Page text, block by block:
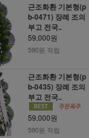
근조화환 기본형(p
b-0471) 장례 조의
부고 전국..
59,000원
590원 적립
근조화환 기본형(p
b-0435) 장례 조의
부고 전국..
59,000원
590원 적립